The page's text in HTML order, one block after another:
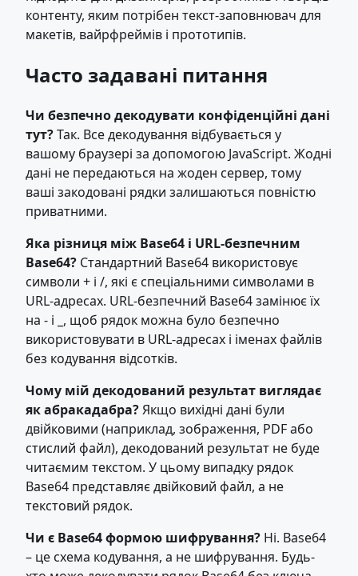
контенту, яким потрібен текст-заповнювач для
макетів, вайрфреймів і прототипів.
Часто задавані питання
Чи безпечно декодувати конфіденційні дані
тут?Так. Все декодування відбувається у
вашому браузері за допомогою JavaScript. Жодні
дані не передаються на жоден сервер, тому
ваші закодовані рядки залишаються повністю
приватними.
Яка різниця між Base64 і URL-безпечним
Base64? Стандартний Base64 використовує
символи + і /, які є спеціальними символами в
URL-адресах. URL-безпечний Base64 замінює їх
на - і _, щоб рядок можна було безпечно
використовувати в URL-адресах і іменах файлів
без кодування відсотків.
Чому мій декодований результат виглядає
як абракадабра?Якщо вихідні дані були
двійковими (наприклад, зображення, PDF або
стислий файл), декодований результат не буде
читаємим текстом. У цьому випадку рядок
Base64 представляє двійковий файл, а не
текстовий рядок.
Чи є Base64 формою шифрування? Ні. Base64
– це схема кодування, а не шифрування. Будь-